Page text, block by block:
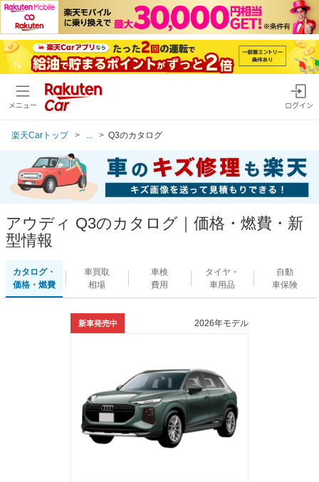
メニュー ログイン
楽天Carトップ Q3のカタログ
アウディ Q3のカタログ｜価格・燃費・新
型情報
カタログ・
価格・燃費
車買取
相場
車検
費用
タイヤ・
車用品
自動
車保険
新車発売中 2026年モデル